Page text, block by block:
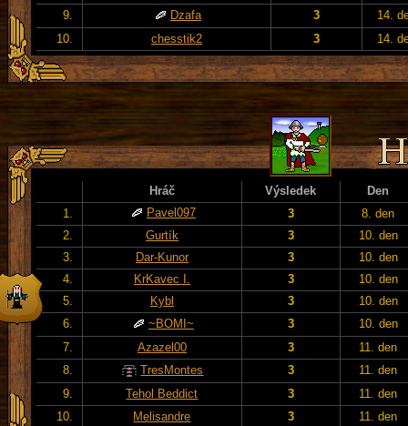
9.
Dzafa 3
14.
10.
chesstik2 3 14.
Hráč Výsledek
Den
1.
Pavel097 3
8. den
2.
Gurtík 3
10. den
3.
Dar-Kunor 3
10. den
4.
KrKavec I. 3
10. den
5.
Kybl 3
10. den
6.
~BOMI~ 3
10. den
7.
Azazel00 3
11. den
8.
TresMontes 3
11. den
9.
Tehol Beddict 3
11. den
10.
Melisandre 3 11. den